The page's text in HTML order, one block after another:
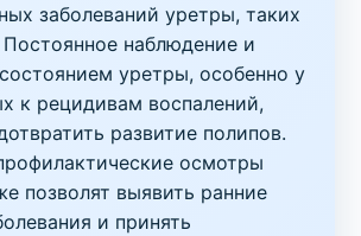
заболеваний уретры, таких
Постоянное наблюдение и
уретры, особенно у
к рецидивам воспалений,
развитие полипов.
осмотры
позволят выявить ранние
и принять